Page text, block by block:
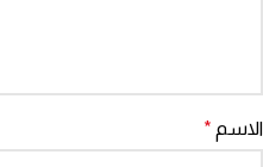
الاسم *